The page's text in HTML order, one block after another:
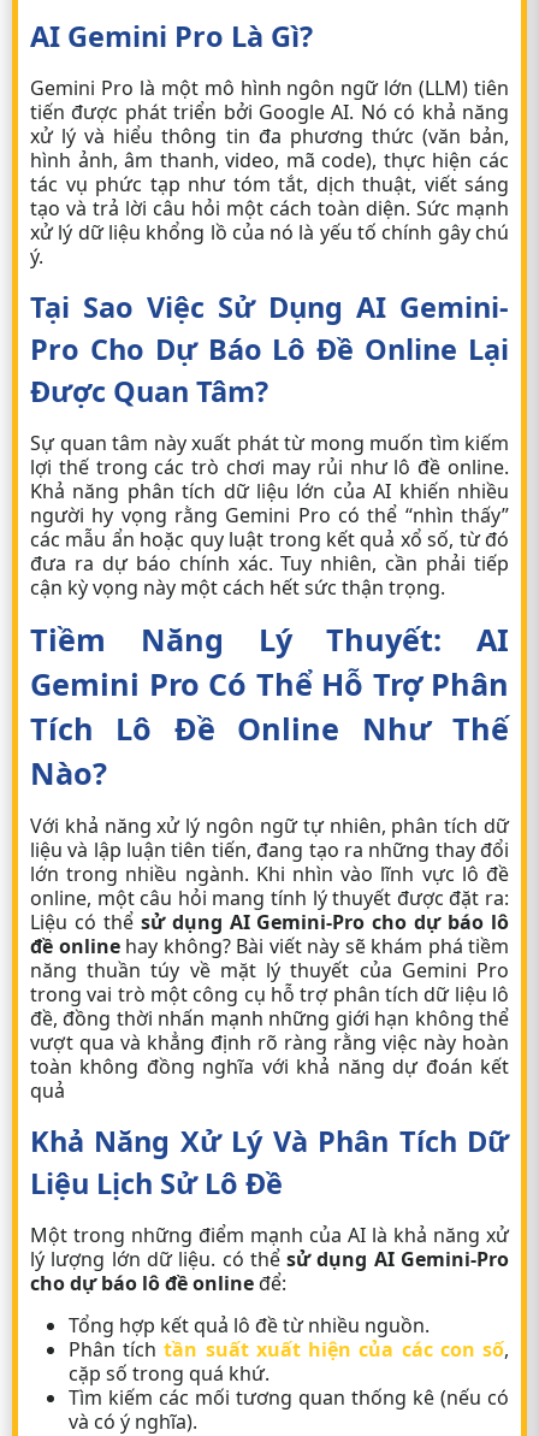
AI Gemini Pro Là Gì?
Gemini Pro là một mô hình ngôn ngữ lớn (LLM) tiên
tiến được phát triển bởi Google AI. Nó có khả năng
xử lý và hiểu thông tin đa phương thức (văn bản,
hình ảnh, âm thanh, video, mã code), thực hiện các
tác vụ phức tạp như tóm tắt, dịch thuật, viết sáng
tạo và trả lời câu hỏi một cách toàn diện. Sức mạnh
xử lý dữ liệu khổng lồ của nó là yếu tố chính gây chú
ý.
Tại Sao Việc Sử Dụng AI Gemini-
Pro Cho Dự Báo Lô Đề Online Lại
Được Quan Tâm?
Sự quan tâm này xuất phát từ mong muốn tìm kiếm
lợi thế trong các trò chơi may rủi như lô đề online.
Khả năng phân tích dữ liệu lớn của AI khiến nhiều
người hy vọng rằng Gemini Pro có thể “nhìn thấy”
các mẫu ẩn hoặc quy luật trong kết quả xổ số, từ đó
đưa ra dự báo chính xác. Tuy nhiên, cần phải tiếp
cận kỳ vọng này một cách hết sức thận trọng.
Tiềm Năng Lý Thuyết: AI
Gemini Pro Có Thể Hỗ Trợ Phân
Tích Lô Đề Online Như Thế
Nào?
Với khả năng xử lý ngôn ngữ tự nhiên, phân tích dữ
liệu và lập luận tiên tiến, đang tạo ra những thay đổi
lớn trong nhiều ngành. Khi nhìn vào lĩnh vực lô đề
online, một câu hỏi mang tính lý thuyết được đặt ra:
Liệu có thể sử dụng AI Gemini-Pro cho dự báo lô
đề onlinehay không? Bài viết này sẽ khám phá tiềm
năng thuần túy về mặt lý thuyết của Gemini Pro
trong vai trò một công cụ hỗ trợ phân tích dữ liệu lô
đề, đồng thời nhấn mạnh những giới hạn không thể
vượt qua và khẳng định rõ ràng rằng việc này hoàn
toàn không đồng nghĩa với khả năng dự đoán kết
quả
Khả Năng Xử Lý Và Phân Tích Dữ
Liệu Lịch Sử Lô Đề
Một trong những điểm mạnh của AI là khả năng xử
lý lượng lớn dữ liệu. có thểsử dụng AI Gemini-Pro
cho dự báo lô đề onlineđể:
Tổng hợp kết quả lô đề từ nhiều nguồn.
Phân tíchtần suất xuất hiện của các con số,
cặp số trong quá khứ.
Tìm kiếm các mối tương quan thống kê (nếu có
và có ý nghĩa).